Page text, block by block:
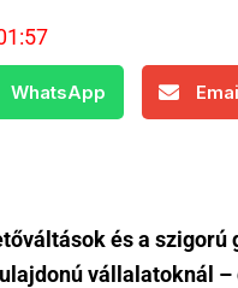
WhatsApp
és a szigorú
vállalatoknál –